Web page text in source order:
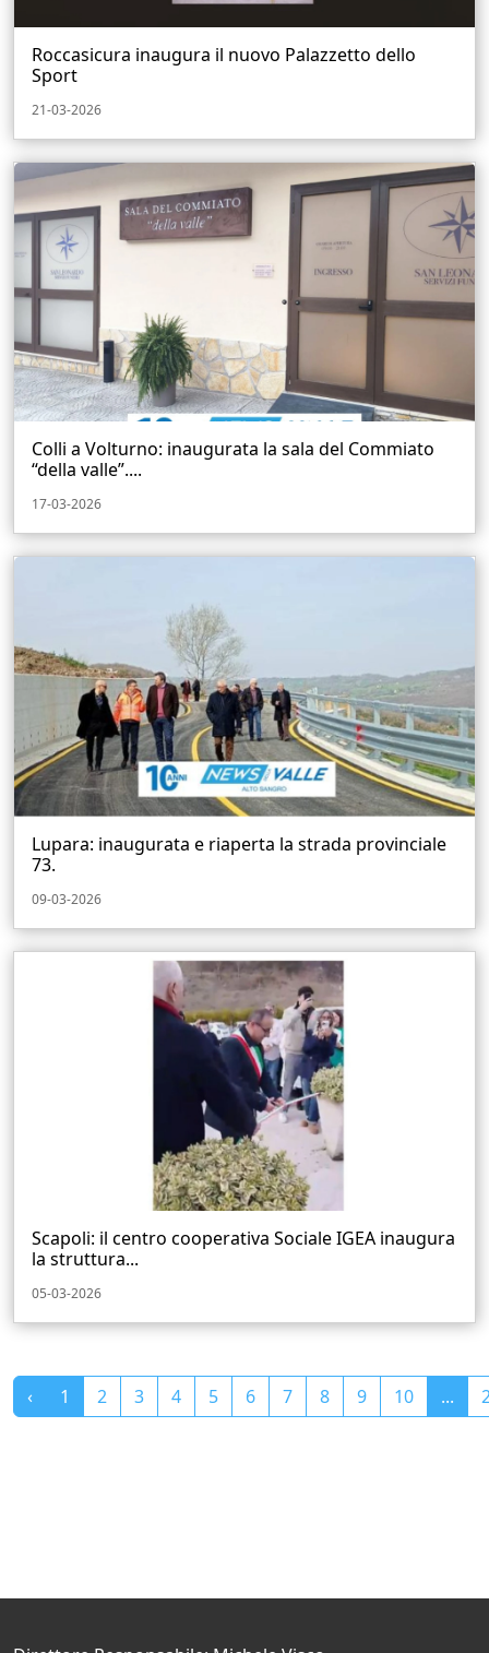
Roccasicura inaugura il nuovo Palazzetto dello
Sport
21-03-2026
Colli a Volturno: inaugurata la sala del Commiato
“della valle”....
17-03-2026
Lupara: inaugurata e riaperta la strada provinciale
73.
09-03-2026
Scapoli: il centro cooperativa Sociale IGEA inaugura
la struttura...
05-03-2026
‹ 1 2 3 4 5 6 7 8 9 10 ...